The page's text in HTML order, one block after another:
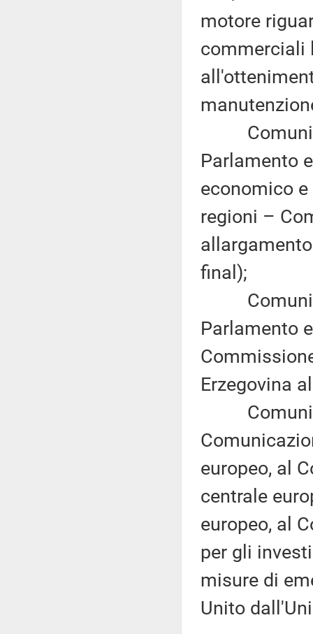
motore
commerciali
Parlamento
economico
regioni –
final);
Parlamento
Erzegovina
europeo, al
centrale
europeo, al
per gli
misure di
Unito